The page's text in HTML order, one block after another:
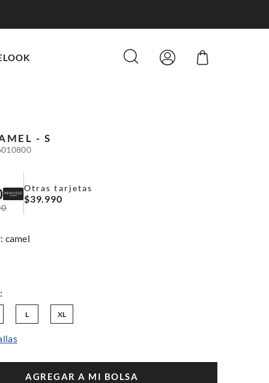
- S
Otras tarjetas
$39.990
: camel
L XL
AGREGAR A MI BOLSA